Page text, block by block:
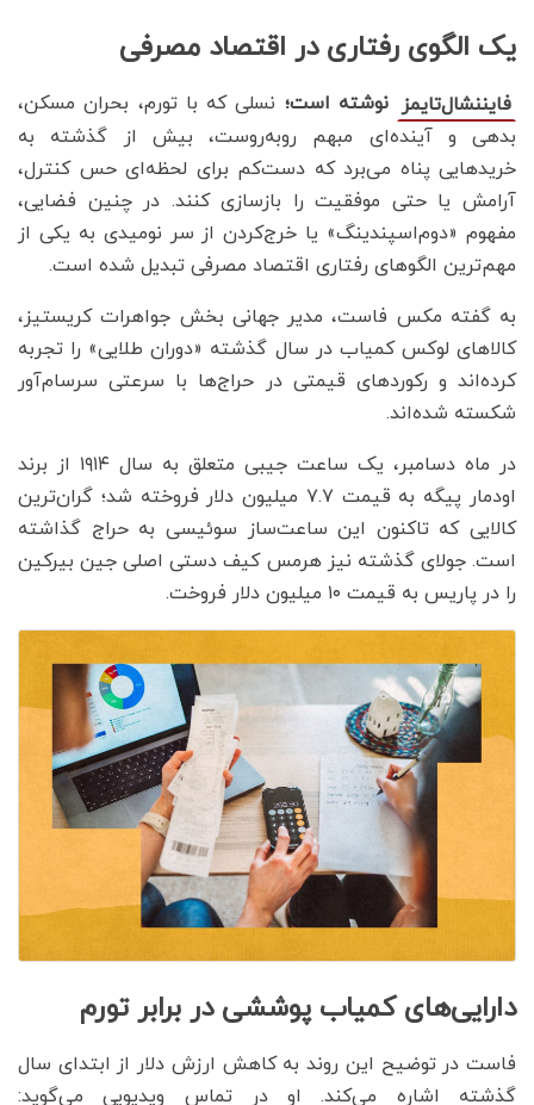
یک الگوی رفتاری در اقتصاد مصرفی
فایننشال‌تایمز نوشته است؛ نسلی که با تورم، بحران مسکن،
بدهی و آینده‌ای مبهم روبه‌روست، بیش از گذشته به
خریدهایی پناه می‌برد که دست‌کم برای لحظه‌ای حس کنترل،
آرامش یا حتی موفقیت را بازسازی کنند. در چنین فضایی،
مفهوم «دوم‌اسپندینگ» یا خرج‌کردن از سر نومیدی به یکی از
مهم‌ترین الگوهای رفتاری اقتصاد مصرفی تبدیل شده است.
به گفته مکس فاست، مدیر جهانی بخش جواهرات کریستیز،
کالاهای لوکس کمیاب در سال گذشته «دوران طلایی» را تجربه
کرده‌اند و رکوردهای قیمتی در حراج‌ها با سرعتی سرسام‌آور
شکسته شده‌اند.
در ماه دسامبر، یک ساعت جیبی متعلق به سال ۱۹۱۴ از برند
اودمار پیگه به قیمت ۷.۷ میلیون دلار فروخته شد؛ گران‌ترین
کالایی که تاکنون این ساعت‌ساز سوئیسی به حراج گذاشته
است. جولای گذشته نیز هرمس کیف دستی اصلی جین بیرکین
را در پاریس به قیمت ۱۰ میلیون دلار فروخت.
دارایی‌های کمیاب پوششی در برابر تورم
فاست در توضیح این روند به کاهش ارزش دلار از ابتدای سال
گذشته اشاره می‌کند. او در تماس ویدیویی می‌گوید: